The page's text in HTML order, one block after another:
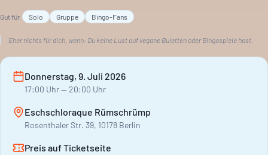
Gut für Solo Gruppe Bingo-Fans
Eher nichts für dich, wenn: Du keine Lust auf vegane Buletten oder Bingospiele hast.
Donnerstag, 9. Juli 2026
17:00 Uhr— 20:00 Uhr
Eschschloraque Rümschrümp
Rosenthaler Str. 39, 10178 Berlin
Preis auf Ticketseite